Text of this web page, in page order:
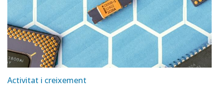
Activitat i creixement